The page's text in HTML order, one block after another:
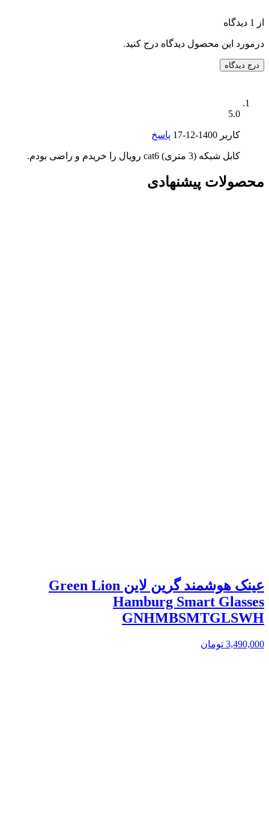
از 1 دیدگاه
درمورد این محصول دیدگاه درج کنید.
درج دیدگاه
5.0
کاربر 1400-12-17 پاسخ
کابل شبکه (3 متری) cat6 رویال را خریدم و راضی بودم.
محصولات پیشنهادی
عینک هوشمند گرین لاین Green Lion
Hamburg Smart Glasses
GNHMBSMTGLSWH
3,490,000 تومان